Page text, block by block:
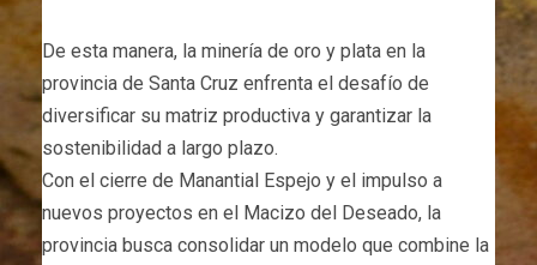
De esta manera, la minería de oro y plata en la
provincia de Santa Cruz enfrenta el desafío de
diversificar su matriz productiva y garantizar la
sostenibilidad a largo plazo.
Con el cierre de Manantial Espejo y el impulso a
nuevos proyectos en el Macizo del Deseado, la
provincia busca consolidar un modelo que combine la